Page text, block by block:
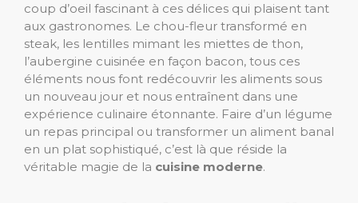
coup d’oeil fascinant à ces délices qui plaisent tant
aux gastronomes. Le chou-fleur transformé en
steak, les lentilles mimant les miettes de thon,
l’aubergine cuisinée en façon bacon, tous ces
éléments nous font redécouvrir les aliments sous
un nouveau jour et nous entraînent dans une
expérience culinaire étonnante. Faire d’un légume
un repas principal ou transformer un aliment banal
en un plat sophistiqué, c’est là que réside la
véritable magie de la cuisine moderne.